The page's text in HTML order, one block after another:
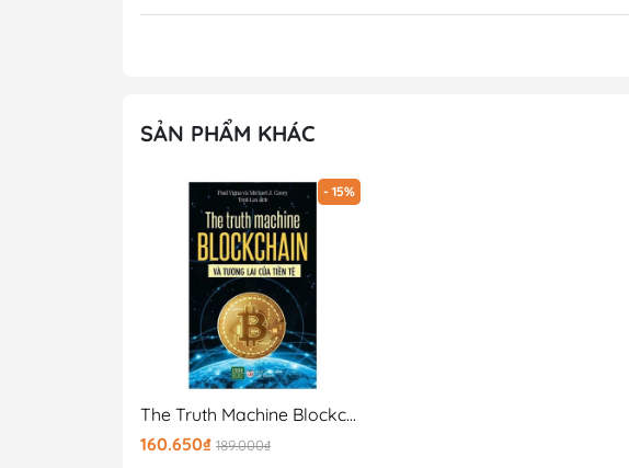
SẢN PHẨM KHÁC
- 15%
The Truth Machine Blockchain Và Tương Lai Của Tiền Tệ
160.650₫ 189.000₫